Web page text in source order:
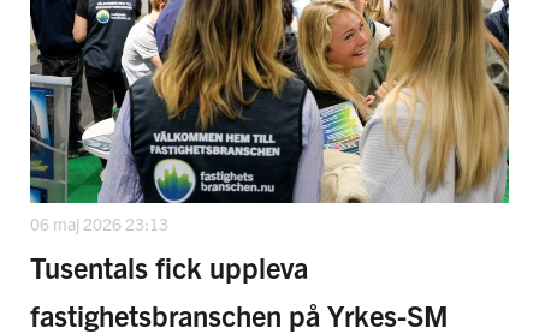
06 maj 2026 23:13
Tusentals fick uppleva
fastighetsbranschen på Yrkes-SM